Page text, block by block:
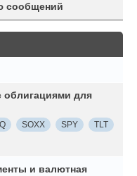
сообщений
для
SOXX SPY
TLT
и валютная